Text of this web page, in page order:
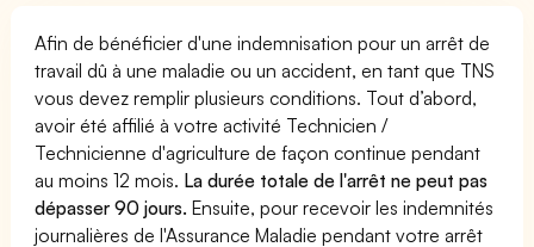
Afin de bénéficier d'une indemnisation pour un arrêt de
travail dû à une maladie ou un accident, en tant que TNS
vous devez remplir plusieurs conditions. Tout d’abord,
avoir été affilié à votre activité Technicien /
Technicienne d'agriculture de façon continue pendant
au moins 12 mois. La durée totale de l'arrêt ne peut pas
dépasser 90 jours. Ensuite, pour recevoir les indemnités
journalières de l'Assurance Maladie pendant votre arrêt